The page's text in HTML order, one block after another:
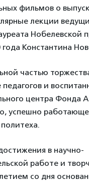
фильмов о
лекции
Нобелевской
Константина
частью
педагогов и
центра Фонда
успешно
в научно-
работе и
со дня